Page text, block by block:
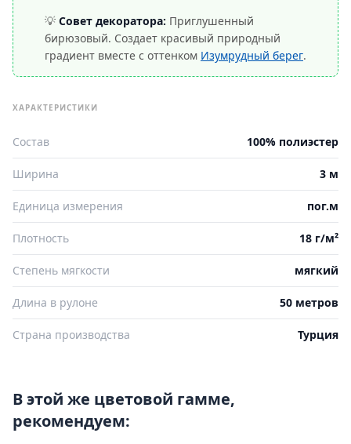
💡 Совет декоратора: Приглушенный
бирюзовый. Создает красивый природный
градиент вместе с оттенком Изумрудный берег.
ХАРАКТЕРИСТИКИ
Состав 100% полиэстер
Ширина 3 м
Единица измерения пог.м
Плотность 18 г/м²
Степень мягкости мягкий
Длина в рулоне 50 метров
Страна производства Турция
В этой же цветовой гамме,
рекомендуем: